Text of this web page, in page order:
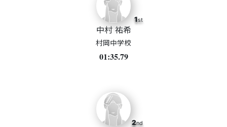
1st
中村 祐希
村岡中学校
01:35.79
2nd